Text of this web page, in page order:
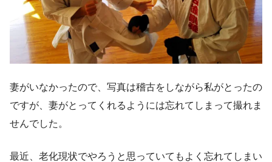
妻がいなかったので、写真は稽古をしながら私がとったの
ですが、妻がとってくれるようには忘れてしまって撮れま
せんでした。
最近、老化現状でやろうと思っていてもよく忘れてしまい